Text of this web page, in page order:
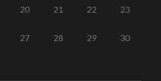
20 21 22 23
27 28 29 30